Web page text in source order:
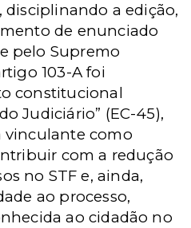
disciplinando a edição,
de enunciado
pelo Supremo
103-A foi
constitucional
Judiciário” (EC-45),
como
com a redução
no STF e, ainda,
ao processo,
ao cidadão no